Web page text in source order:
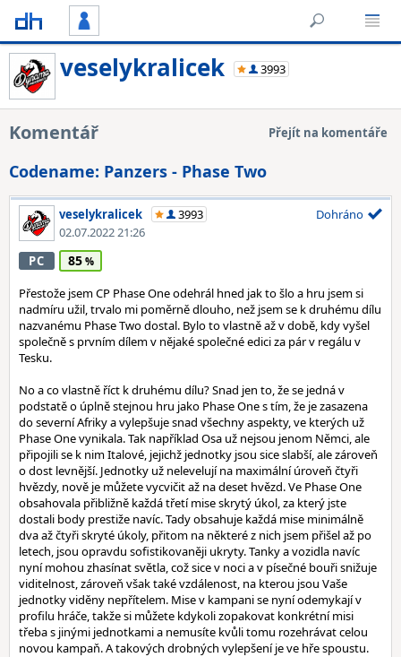
veselykralicek 3993
Komentář Přejít na komentáře
Codename: Panzers - Phase Two
veselykralicek
3993
02.07.2022 21:26
Dohráno
PC 85
Přestože jsem CP Phase One odehrál hned jak to šlo a hru jsem si
nadmíru užil, trvalo mi poměrně dlouho, než jsem se k druhému dílu
nazvanému Phase Two dostal. Bylo to vlastně až v době, kdy vyšel
společně s prvním dílem v nějaké společné edici za pár v regálu v
Tesku.
No a co vlastně říct k druhému dílu? Snad jen to, že se jedná v
podstatě o úplně stejnou hru jako Phase One s tím, že je zasazena
do severní Afriky a vylepšuje snad všechny aspekty, ve kterých už
Phase One vynikala. Tak například Osa už nejsou jenom Němci, ale
připojili se k nim Italové, jejichž jednotky jsou sice slabší, ale zároveň
o dost levnější. Jednotky už nelevelují na maximální úroveň čtyři
hvězdy, nově je můžete vycvičit až na deset hvězd. Ve Phase One
obsahovala přibližně každá třetí mise skrytý úkol, za který jste
dostali body prestiže navíc. Tady obsahuje každá mise minimálně
dva až čtyři skryté úkoly, přitom na některé z nich jsem přišel až po
letech, jsou opravdu sofistikovaněji ukryty. Tanky a vozidla navíc
nyní mohou zhasínat světla, což sice v noci a v písečné bouři snižuje
viditelnost, zároveň však také vzdálenost, na kterou jsou Vaše
jednotky viděny nepřítelem. Mise v kampani se nyní odemykají v
profilu hráče, takže si můžete kdykoli zopakovat konkrétní misi
třeba s jinými jednotkami a nemusíte kvůli tomu rozehrávat celou
novou kampaň. A takových drobných vylepšení je ve hře spoustu.